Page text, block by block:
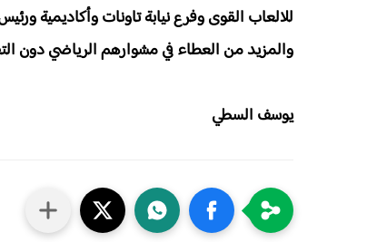
للالعاب القوى وفرع نيابة تاونات وأكاديمية
والمزيد من العطاء في مشوارهم الرياضي دون
يوسف السطي